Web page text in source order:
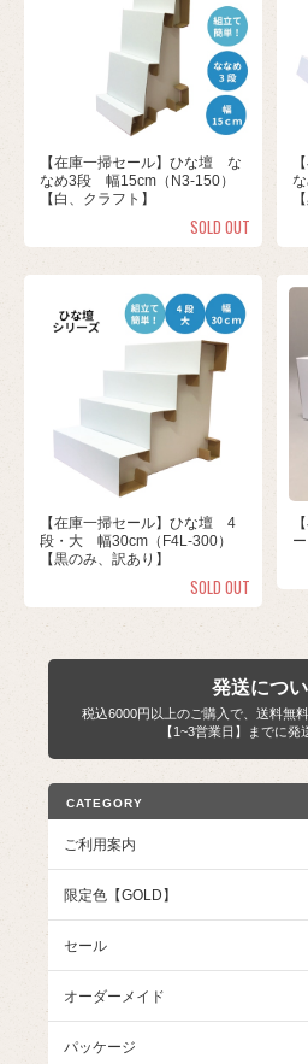
【在庫一掃セール】ひな壇 な
なめ3段 幅15cm（N3-150）
【白、クラフト】
SOLD OUT
【在庫一掃セール】ひな壇 4
段・大 幅30cm（F4L-300）
【黒のみ、訳あり】
SOLD OUT
発送につ
税込6000円以上のご購入で、送料無
【1~3営業日】までに発
CATEGORY
ご利用案内
限定色【GOLD】
セール
オーダーメイド
パッケージ